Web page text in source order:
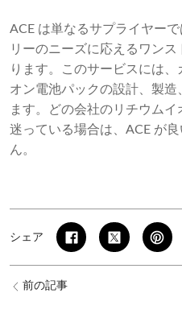
ACE は単なるサプライヤー
リーのニーズに応えるワン
ります。このサービスには
オン電池パックの設計、製
ます。どの会社のリチウム
迷っている場合は、ACE が
ん。
シェア
前の記事